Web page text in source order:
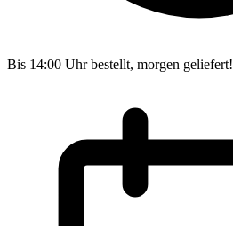
Bis 14:00 Uhr bestellt, morgen geliefert!